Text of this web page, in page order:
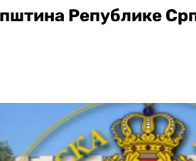
Републике